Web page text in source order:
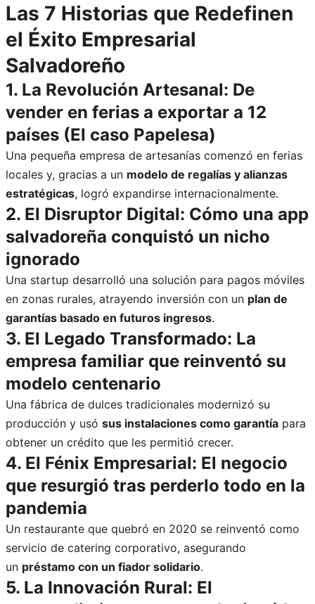
Las 7 Historias que Redefinen
el Éxito Empresarial
Salvadoreño
1. La Revolución Artesanal: De
vender en ferias a exportar a 12
países (El caso Papelesa)
Una pequeña empresa de artesanías comenzó en ferias
locales y, gracias a un modelo de regalías y alianzas
estratégicas, logró expandirse internacionalmente.
2. El Disruptor Digital: Cómo una app
salvadoreña conquistó un nicho
ignorado
Una startup desarrolló una solución para pagos móviles
en zonas rurales, atrayendo inversión con un plan de
garantías basado en futuros ingresos.
3. El Legado Transformado: La
empresa familiar que reinventó su
modelo centenario
Una fábrica de dulces tradicionales modernizó su
producción y usó sus instalaciones como garantía para
obtener un crédito que les permitió crecer.
4. El Fénix Empresarial: El negocio
que resurgió tras perderlo todo en la
pandemia
Un restaurante que quebró en 2020 se reinventó como
servicio de catering corporativo, asegurando
un préstamo con un fiador solidario.
5. La Innovación Rural: El